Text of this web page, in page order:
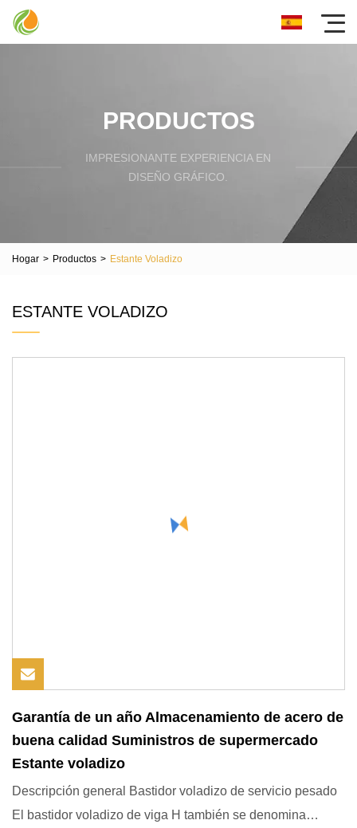
PRODUCTOS
IMPRESIONANTE EXPERIENCIA EN
DISEÑO GRÁFICO.
Hogar > Productos > Estante Voladizo
ESTANTE VOLADIZO
Garantía de un año Almacenamiento de acero de
buena calidad Suministros de supermercado
Estante voladizo
Descripción general Bastidor voladizo de servicio pesado
El bastidor voladizo de viga H también se denomina